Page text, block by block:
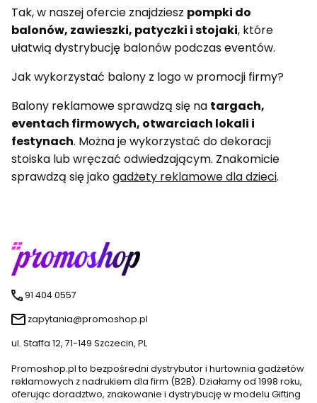
Tak, w naszej ofercie znajdziesz pompki do
balonów, zawieszki, patyczki i stojaki, które
ułatwią dystrybucję balonów podczas eventów.
Jak wykorzystać balony z logo w promocji firmy?
Balony reklamowe sprawdzą się na targach,
eventach firmowych, otwarciach lokali i
festynach. Można je wykorzystać do dekoracji
stoiska lub wręczać odwiedzającym. Znakomicie
sprawdzą się jakogadżety reklamowe dla dzieci.
91 404 0557
zapytania@promoshop.pl
ul. Staffa 12, 71-149 Szczecin, PL
Promoshop.pl to bezpośredni dystrybutor i hurtownia gadżetów
reklamowych z nadrukiem dla firm (B2B). Działamy od 1998 roku,
oferując doradztwo, znakowanie i dystrybucję w modelu Gifting